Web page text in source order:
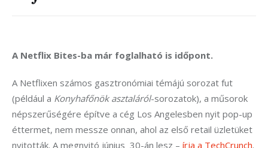
A Netflix Bites-ba már foglalható is időpont.
A Netflixen számos gasztronómiai témájú sorozat fut
(például a Konyhafőnök asztaláról-sorozatok), a műsorok
népszerűségére építve a cég Los Angelesben nyit pop-up
éttermet, nem messze onnan, ahol az első retail üzletüket
nyitották. A megnyitó június  30-án lesz – írja a TechCrunch.